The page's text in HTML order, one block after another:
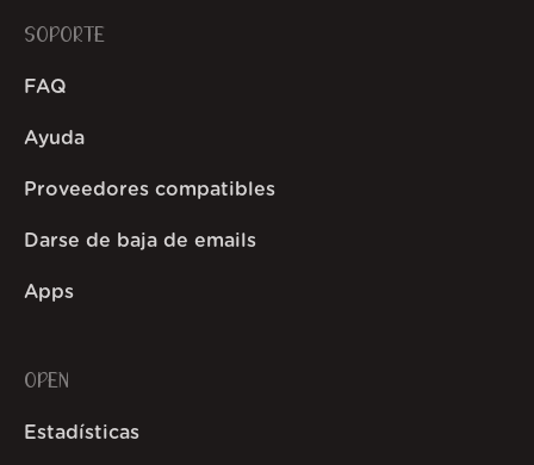
SOPORTE
FAQ
Ayuda
Proveedores compatibles
Darse de baja de emails
Apps
OPEN
Estadísticas